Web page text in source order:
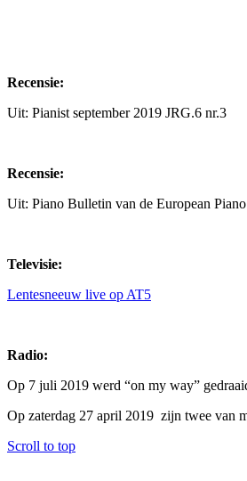
Recensie:
Uit: Pianist september 2019 JRG.6 nr.3
Recensie:
Uit: Piano Bulletin van de European
Televisie:
Lentesneeuw live op AT5
Radio:
Op 7 juli 2019 werd “on my way”
Op zaterdag 27 april 2019 zijn twee van
Scroll to top